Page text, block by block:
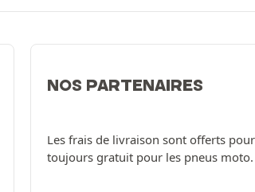
NOS PARTENAIRES
Les frais de livraison sont offerts
toujours gratuit pour les pneus moto.